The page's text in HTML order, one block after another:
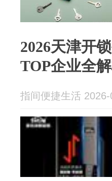
2026天津开
TOP企业全
指间便捷生活 2026-